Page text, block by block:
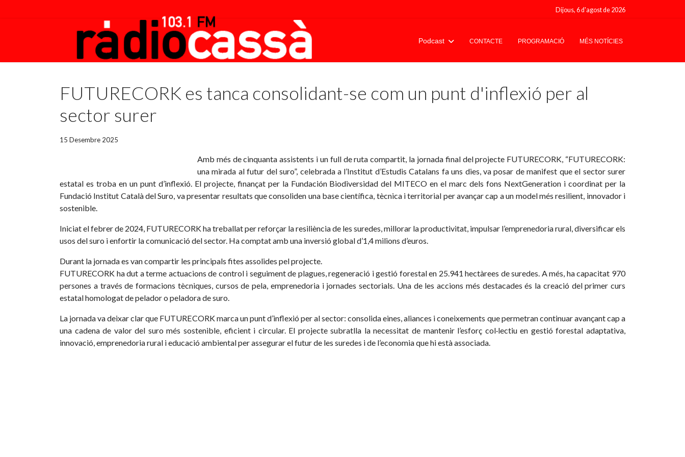
Dijous, 6 d'agost de 2026
Podcast CONTACTE PROGRAMACIÓ MÉS NOTÍCIES
FUTURECORK es tanca consolidant-se com un punt d'inflexió per al
sector surer
15 Desembre 2025
Amb més de cinquanta assistents i un full de ruta compartit, la jornada final del projecte FUTURECORK, “FUTURECORK:
una mirada al futur del suro”, celebrada a l’Institut d’Estudis Catalans fa uns dies, va posar de manifest que el sector surer
estatal es troba en un punt d’inflexió. El projecte, finançat per la Fundación Biodiversidad del MITECO en el marc dels fons NextGeneration i coordinat per la
Fundació Institut Català del Suro, va presentar resultats que consoliden una base científica, tècnica i territorial per avançar cap a un model més resilient, innovador i
sostenible.
Iniciat el febrer de 2024, FUTURECORK ha treballat per reforçar la resiliència de les suredes, millorar la productivitat, impulsar l’emprenedoria rural, diversificar els
usos del suro i enfortir la comunicació del sector. Ha comptat amb una inversió global d’1,4 milions d’euros.
Durant la jornada es van compartir les principals fites assolides pel projecte.
FUTURECORK ha dut a terme actuacions de control i seguiment de plagues, regeneració i gestió forestal en 25.941 hectàrees de suredes. A més, ha capacitat 970
persones a través de formacions tècniques, cursos de pela, emprenedoria i jornades sectorials. Una de les accions més destacades és la creació del primer curs
estatal homologat de pelador o peladora de suro.
La jornada va deixar clar que FUTURECORK marca un punt d’inflexió per al sector: consolida eines, aliances i coneixements que permetran continuar avançant cap a
una cadena de valor del suro més sostenible, eficient i circular. El projecte subratlla la necessitat de mantenir l’esforç col·lectiu en gestió forestal adaptativa,
innovació, emprenedoria rural i educació ambiental per assegurar el futur de les suredes i de l’economia que hi està associada.